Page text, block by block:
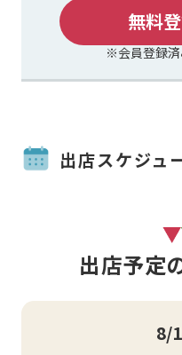
無料
※会員登録
出店スケジュ
出店予定
8/